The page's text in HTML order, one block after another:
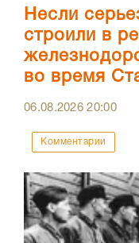
Несли
строили в
во время
06.08.202620:00
Комментарии